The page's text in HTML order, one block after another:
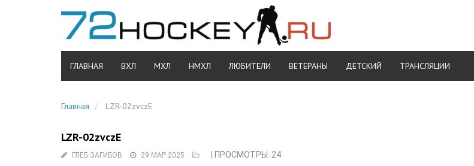
ГЛАВНАЯ ВХЛ МХЛ НМХЛ ЛЮБИТЕЛИ ВЕТЕРАНЫ ДЕТСКИЙ ТРАНСЛЯЦИИ
Главная LZR-02zvczE
LZR-02zvczE
ГЛЕБ ЗАГИБОВ 29 МАР 2025 | ПРОСМОТРЫ: 24